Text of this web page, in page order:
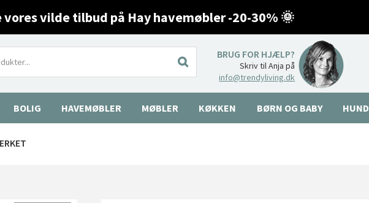
vores vilde tilbud på Hay havemøbler -20-30% 🌞
BRUG FOR HJÆLP?
Skriv til Anja på
info@trendyliving.dk
BOLIG HAVEMØBLER MØBLER KØKKEN BØRN OG BABY HUND